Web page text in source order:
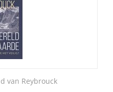
van Reybrouck